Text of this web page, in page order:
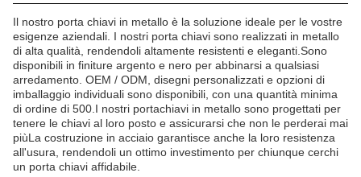
Il nostro porta chiavi in metallo è la soluzione ideale per le vostre
esigenze aziendali. I nostri porta chiavi sono realizzati in metallo
di alta qualità, rendendoli altamente resistenti e eleganti.Sono
disponibili in finiture argento e nero per abbinarsi a qualsiasi
arredamento. OEM / ODM, disegni personalizzati e opzioni di
imballaggio individuali sono disponibili, con una quantità minima
di ordine di 500.I nostri portachiavi in metallo sono progettati per
tenere le chiavi al loro posto e assicurarsi che non le perderai mai
piùLa costruzione in acciaio garantisce anche la loro resistenza
all'usura, rendendoli un ottimo investimento per chiunque cerchi
un porta chiavi affidabile.